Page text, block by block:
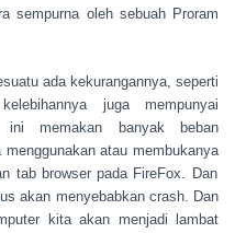
sempurna oleh sebuah Proram
ada kekurangannya, seperti
juga mempunyai
ini
memakan banyak beban
atau membukanya
tab browser pada FireFox. Dan
akan menyebabkan crash. Dan
kita akan menjadi lambat